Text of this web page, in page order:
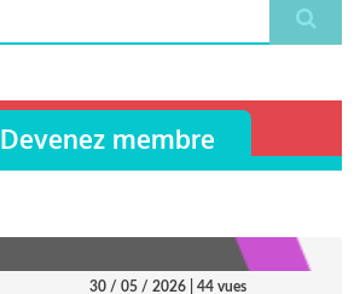
Devenez membre
30 / 05 / 2026 | 44 vues